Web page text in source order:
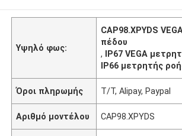
Υψηλό φως:
CAP98.XPYDS
πέδου
, IP67 VEGA
IP66 μετρητής
Όροι πληρωμής Τ/Τ, Alipay, Paypal
Αριθμό μοντέλου CAP98.XPYDS